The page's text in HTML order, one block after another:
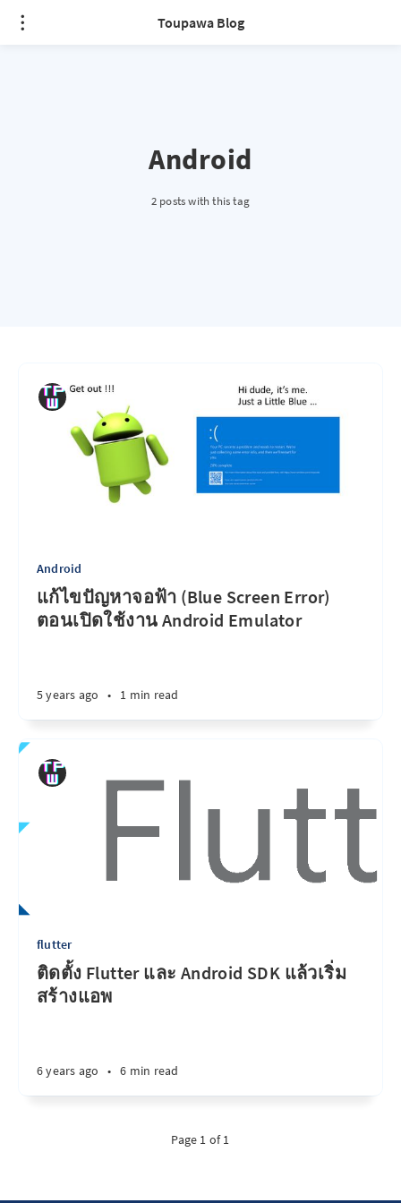
Toupawa Blog
Android
2 posts with this tag
Android
แก้ไขปัญหาจอฟ้า (Blue Screen Error)
ตอนเปิดใช้งาน Android Emulator
5 years ago • 1 min read
flutter
ติดตั้ง Flutter และ Android SDK แล้วเริ่ม
สร้างแอพ
6 years ago • 6 min read
Page 1 of 1